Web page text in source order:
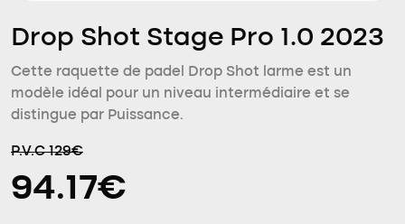
Drop Shot Stage Pro 1.0 2023
Cette raquette de padel Drop Shot larme est un
modèle idéal pour un niveau intermédiaire et se
distingue par Puissance.
P.V.C 129€
94.17€